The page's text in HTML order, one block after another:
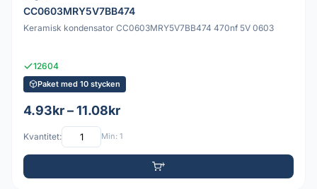
CC0603MRY5V7BB474
Keramisk kondensator CC0603MRY5V7BB474 470nf 5V 0603
12604
Paket med 10 stycken
4.93kr – 11.08kr
Kvantitet: Min: 1